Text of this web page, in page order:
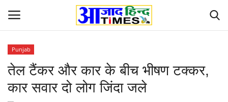
Home
Punjab
तेल टैंकर और कार के बीच भीषण टक्कर,
कार सवार दो लोग जिंदा जले